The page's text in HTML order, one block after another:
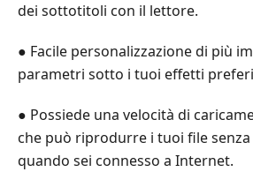
dei sottotitoli con il lettore.
● Facile personalizzazione di più
parametri sotto i tuoi effetti
● Possiede una velocità di
che può riprodurre i tuoi file
quando sei connesso a Internet.